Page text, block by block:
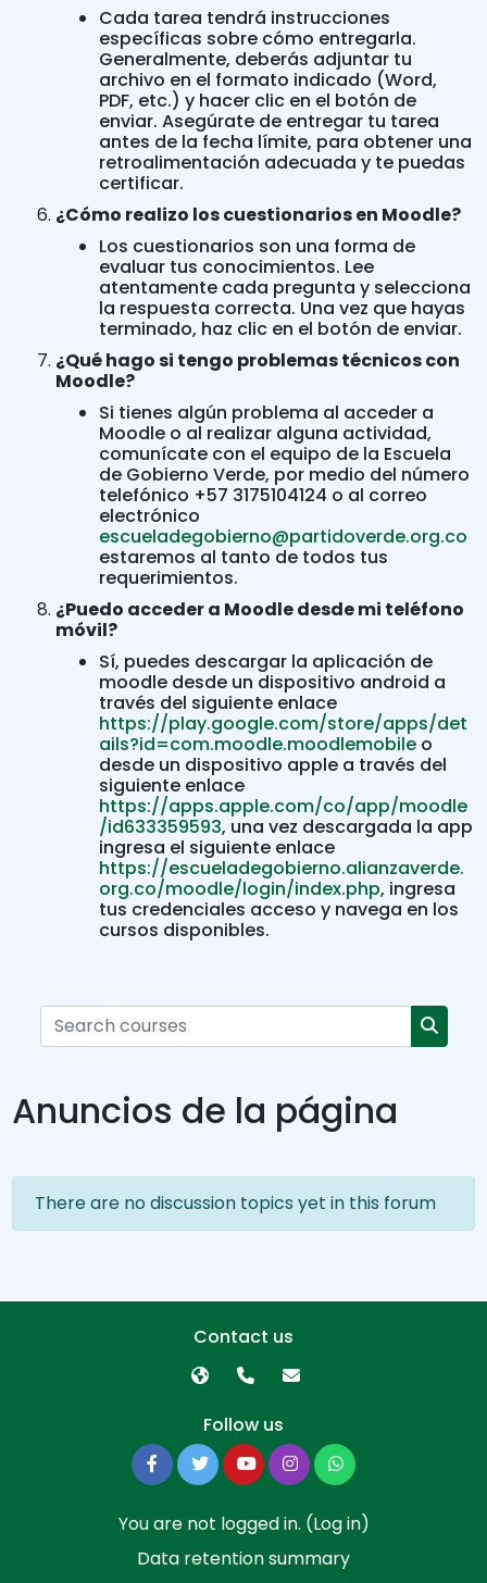
Cada tarea tendrá instrucciones
específicas sobre cómo entregarla.
Generalmente, deberás adjuntar tu
archivo en el formato indicado (Word,
PDF, etc.) y hacer clic en el botón de
enviar. Asegúrate de entregar tu tarea
antes de la fecha límite, para obtener una
retroalimentación adecuada y te puedas
certificar.
¿Cómo realizo los cuestionarios en Moodle?
Los cuestionarios son una forma de
evaluar tus conocimientos. Lee
atentamente cada pregunta y selecciona
la respuesta correcta. Una vez que hayas
terminado, haz clic en el botón de enviar.
¿Qué hago si tengo problemas técnicos con
Moodle?
Si tienes algún problema al acceder a
Moodle o al realizar alguna actividad,
comunícate con el equipo de la Escuela
de Gobierno Verde, por medio del número
telefónico +57 3175104124 o al correo
electrónico
escueladegobierno@partidoverde.org.co
estaremos al tanto de todos tus
requerimientos.
¿Puedo acceder a Moodle desde mi teléfono
móvil?
Sí, puedes descargar la aplicación de
moodle desde un dispositivo android a
través del siguiente enlace
https://play.google.com/store/apps/det
ails?id=com.moodle.moodlemobile o
desde un dispositivo apple a través del
siguiente enlace
https://apps.apple.com/co/app/moodle
/id633359593, una vez descargada la app
ingresa el siguiente enlace
https://escueladegobierno.alianzaverde.
org.co/moodle/login/index.php, ingresa
tus credenciales acceso y navega en los
cursos disponibles.
Search courses
Anuncios de la página
There are no discussion topics yet in this forum
Contact us
Follow us
You are not logged in. (Log in)
Data retention summary